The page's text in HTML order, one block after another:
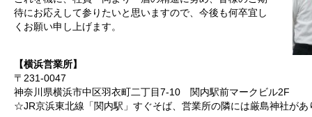
待にお応えして参りたいと思いますので、今後も何卒宜し
くお願い申し上げます。
【横浜営業所】
〒231-0047
神奈川県横浜市中区羽衣町二丁目7-10 関内駅前マークビル2F
☆JR京浜東北線「関内駅」すぐそば、営業所の隣には厳島神社があ